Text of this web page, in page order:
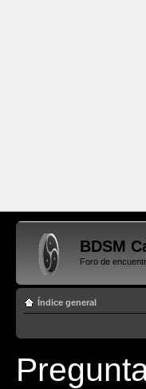
BDSM
Foro de
Índice general